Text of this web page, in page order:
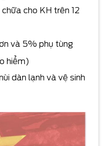
cho KH trên 12
và 5% phụ tùng
hiểm)
dàn lạnh và vệ sinh